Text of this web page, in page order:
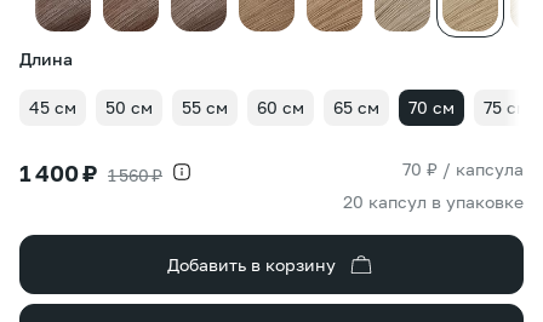
Длина
45 см 50 см 55 см 60 см 65 см 70 см 75 см
1 400 ₽ 1 560 ₽
70 ₽ / капсула
20 капсул в упаковке
Добавить в корзину